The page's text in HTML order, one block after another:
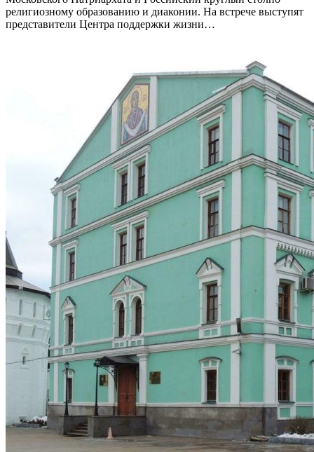
религиозному образованию и диаконии. На встрече выступят
представители Центра поддержки жизни…